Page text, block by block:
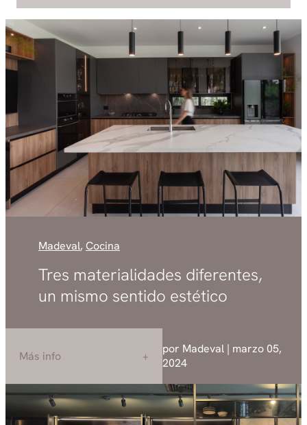
Madeval, Cocina
Tres materialidades diferentes,
un mismo sentido estético
Más info
por Madeval | marzo 05,
2024